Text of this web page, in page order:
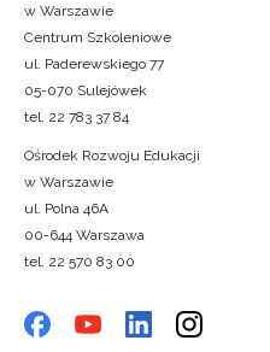
w Warszawie
Centrum Szkoleniowe
ul. Paderewskiego 77
05-070 Sulejówek
tel. 22 783 37 84
Ośrodek Rozwoju Edukacji
w Warszawie
ul. Polna 46A
00-644 Warszawa
tel. 22 570 83 00